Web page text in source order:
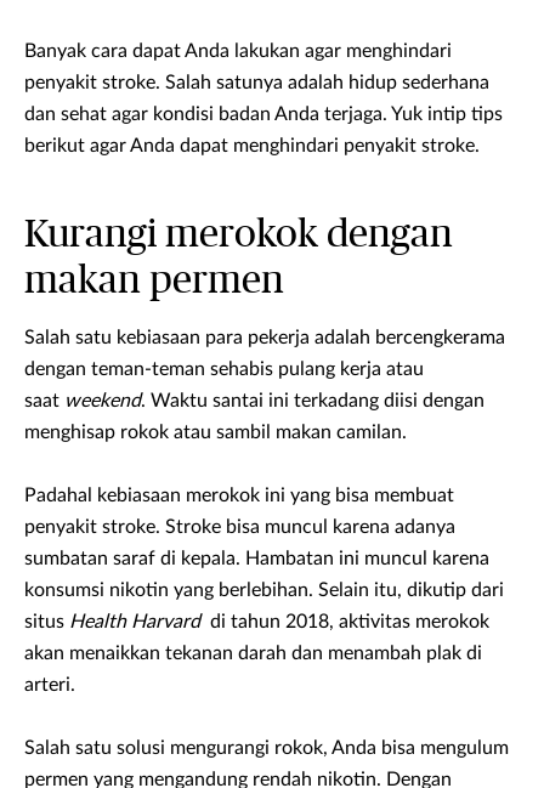
Banyak cara dapat Anda lakukan agar menghindari
penyakit stroke. Salah satunya adalah hidup sederhana
dan sehat agar kondisi badan Anda terjaga. Yuk intip tips
berikut agar Anda dapat menghindari penyakit stroke.
Kurangi merokok dengan
makan permen
Salah satu kebiasaan para pekerja adalah bercengkerama
dengan teman-teman sehabis pulang kerja atau
saat weekend. Waktu santai ini terkadang diisi dengan
menghisap rokok atau sambil makan camilan.
Padahal kebiasaan merokok ini yang bisa membuat
penyakit stroke. Stroke bisa muncul karena adanya
sumbatan saraf di kepala. Hambatan ini muncul karena
konsumsi nikotin yang berlebihan. Selain itu, dikutip dari
situs Health Harvard di tahun 2018, aktivitas merokok
akan menaikkan tekanan darah dan menambah plak di
arteri.
Salah satu solusi mengurangi rokok, Anda bisa mengulum
permen yang mengandung rendah nikotin. Dengan